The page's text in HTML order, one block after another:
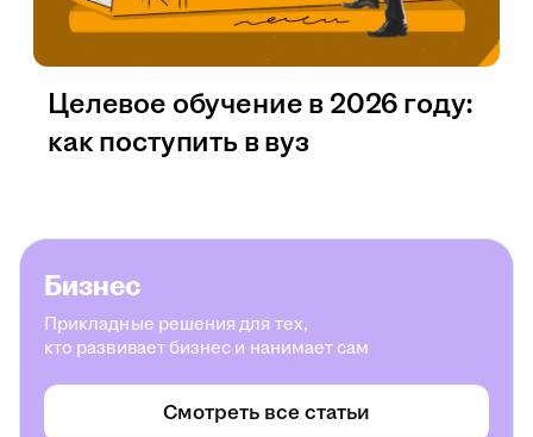
Целевое обучение в 2026 году:
как поступить в вуз
Бизнес
Прикладные решения для тех,
кто развивает бизнес и нанимает сам
Смотреть все статьи